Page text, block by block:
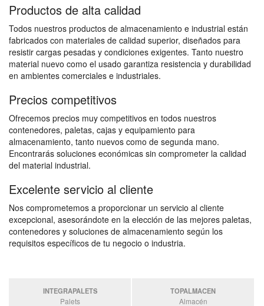
Productos de alta calidad
Todos nuestros productos de almacenamiento e industrial están
fabricados con materiales de calidad superior, diseñados para
resistir cargas pesadas y condiciones exigentes. Tanto nuestro
material nuevo como el usado garantiza resistencia y durabilidad
en ambientes comerciales e industriales.
Precios competitivos
Ofrecemos precios muy competitivos en todos nuestros
contenedores, paletas, cajas y equipamiento para
almacenamiento, tanto nuevos como de segunda mano.
Encontrarás soluciones económicas sin comprometer la calidad
del material industrial.
Excelente servicio al cliente
Nos comprometemos a proporcionar un servicio al cliente
excepcional, asesorándote en la elección de las mejores paletas,
contenedores y soluciones de almacenamiento según los
requisitos específicos de tu negocio o industria.
INTEGRAPALETS
Palets
TOPALMACEN
Almacén